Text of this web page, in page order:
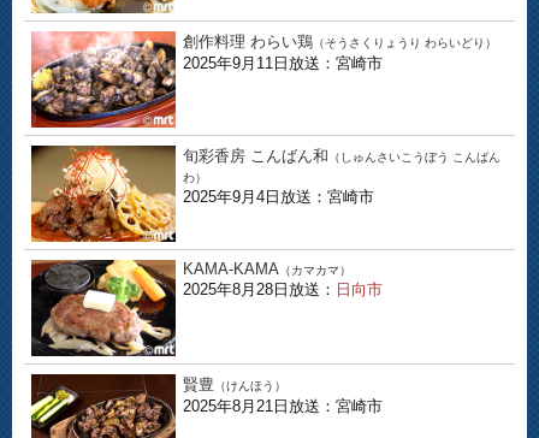
創作料理 わらい鶏 （そうさくりょうり わらいどり）
2025年9月11日放送：宮崎市
旬彩香房 こんばん和 （しゅんさいこうぼう こんばん
わ）
2025年9月4日放送：宮崎市
KAMA-KAMA （カマカマ）
2025年8月28日放送： 日向市
賢豊 （けんほう）
2025年8月21日放送：宮崎市